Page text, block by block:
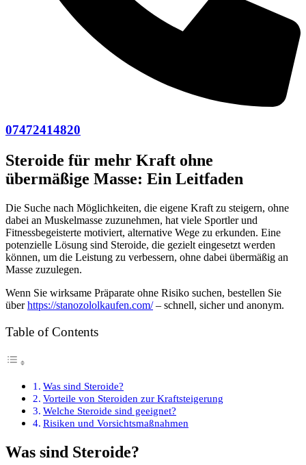
07472414820
Steroide für mehr Kraft ohne
übermäßige Masse: Ein Leitfaden
Die Suche nach Möglichkeiten, die eigene Kraft zu steigern, ohne
dabei an Muskelmasse zuzunehmen, hat viele Sportler und
Fitnessbegeisterte motiviert, alternative Wege zu erkunden. Eine
potenzielle Lösung sind Steroide, die gezielt eingesetzt werden
können, um die Leistung zu verbessern, ohne dabei übermäßig an
Masse zuzulegen.
Wenn Sie wirksame Präparate ohne Risiko suchen, bestellen Sie
überhttps://stanozololkaufen.com/– schnell, sicher und anonym.
Table of Contents
Was sind Steroide?
Vorteile von Steroiden zur Kraftsteigerung
Welche Steroide sind geeignet?
Risiken und Vorsichtsmaßnahmen
Was sind Steroide?